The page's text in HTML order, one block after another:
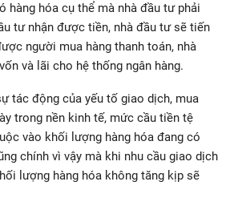
hàng hóa cụ thể mà nhà đầu tư phải
tư nhận được tiền, nhà đầu tư sẽ tiến
người mua hàng thanh toán, nhà
và lãi cho hệ thống ngân hàng.
tác động của yếu tố giao dịch, mua
trong nền kinh tế, mức cầu tiền tệ
vào khối lượng hàng hóa đang có
chính vì vậy mà khi nhu cầu giao dịch
lượng hàng hóa không tăng kịp sẽ